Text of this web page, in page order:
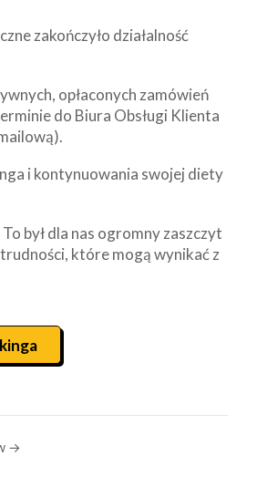
zakończyło działalność
opłaconych zamówień
do Biura Obsługi Klienta
i kontynuowania swojej diety
był dla nas ogromny zaszczyt
które mogą wynikać z
→